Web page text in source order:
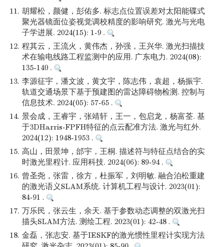
11. 胡耀松，颜健，彭佑多. 标志点位置误差对太阳能碟式
聚光器镜面位姿视觉调校精度的影响研究. 激光与光电
子学进展. 2024(15): 1-9 .
12. 程其云，王流火，黄伟杰，孙强，王兴华. 激光扫描技
术在输电线路工程监测中的应用. 广东电力. 2024(08):
135-140 .
13. 李源征宇，潘文波，黄文宇，陈志伟，袁超，杨振宇.
轨道交通场景下基于预建图的雷达障碍物检测. 控制与
信息技术. 2024(05): 57-65 .
14. 景会成，王睿宇，张靖轩，王一，包启龙，杨富荃. 基
于3DHarris-FPFH特征的点云配准方法. 激光与红外.
2024(12): 1948-1953 .
15. 高山，田景坤，邰宇，王桐. 描述符与特征点结合的实
时激光里程计. 应用科技. 2024(06): 89-94 .
16. 曾圣尧，张雷，徐方，杜振军，刘明敏. 融合泊松重建
的激光语义SLAM系统. 计算机工程与设计. 2023(01):
84-91 .
17. 万乐民，张云生，余天. 基于参数动态调整的双激光扫
描头SLAM方法. 测绘工程. 2023(01): 42-48 .
18. 金磊，张志安. 基于IESKF的激光惯性里程计实现方法